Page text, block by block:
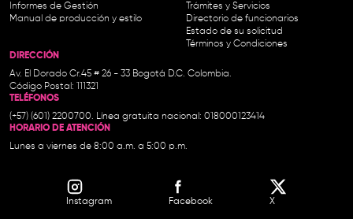
Informes de Gestión
Manual de producción y estilo
Trámites y Servicios
Directorio de funcionarios
Estado de su solicitud
Términos y Condiciones
DIRECCIÓN
Av. El Dorado Cr.45 # 26 - 33 Bogotá D.C. Colombia.
Código Postal: 111321
TELÉFONOS
(+57) (601) 2200700. Línea gratuita nacional: 018000123414
HORARIO DE ATENCIÓN
Lunes a viernes de 8:00 a.m. a 5:00 p.m.
Instagram Facebook X